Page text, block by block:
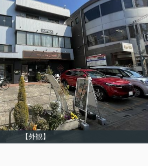
【外観】